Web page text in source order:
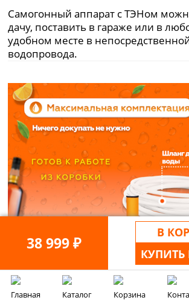
38 999 ₽
В
КУПИТЬ
Самогонный аппарат с ТЭНом
дачу, поставить в гараже или в
удобном месте в
водопровода.
Главная Каталог Корзина